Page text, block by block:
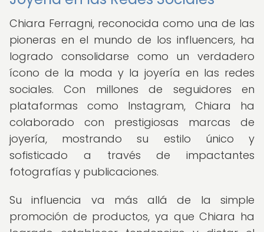
Chiara Ferragni, reconocida como una de las
pioneras en el mundo de los influencers, ha
logrado consolidarse como un verdadero
ícono de la moda y la joyería en las redes
sociales. Con millones de seguidores en
plataformas como Instagram, Chiara ha
colaborado con prestigiosas marcas de
joyería, mostrando su estilo único y
sofisticado a través de impactantes
fotografías y publicaciones.
Su influencia va más allá de la simple
promoción de productos, ya que Chiara ha